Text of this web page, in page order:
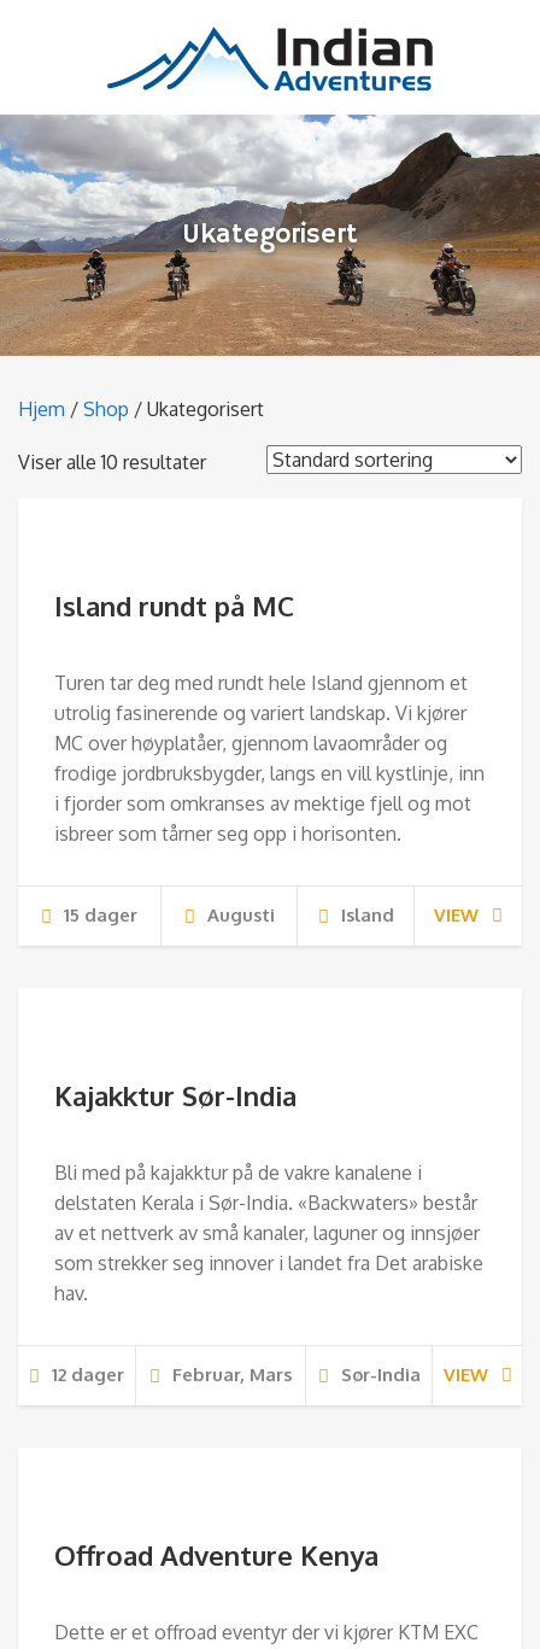
Ukategorisert
Hjem / Shop / Ukategorisert
Viser alle 10 resultater
Island rundt på MC
Turen tar deg med rundt hele Island gjennom et
utrolig fasinerende og variert landskap. Vi kjører
MC over høyplatåer, gjennom lavaområder og
frodige jordbruksbygder, langs en vill kystlinje, inn
i fjorder som omkranses av mektige fjell og mot
isbreer som tårner seg opp i horisonten.
15 dager Augusti Island VIEW
Kajakktur Sør-India
Bli med på kajakktur på de vakre kanalene i
delstaten Kerala i Sør-India. «Backwaters» består
av et nettverk av små kanaler, laguner og innsjøer
som strekker seg innover i landet fra Det arabiske
hav.
12 dager Februar, Mars Sør-India VIEW
Offroad Adventure Kenya
Dette er et offroad eventyr der vi kjører KTM EXC